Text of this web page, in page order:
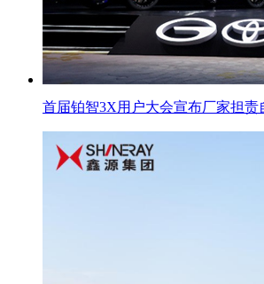
首届铂智3X用户大会宣布厂家担责